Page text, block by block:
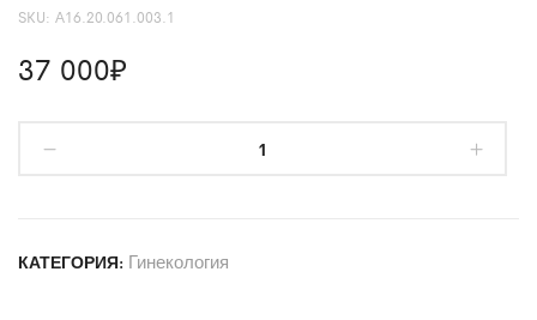
SKU: А16.20.061.003.1
37 000₽
КАТЕГОРИЯ: Гинекология